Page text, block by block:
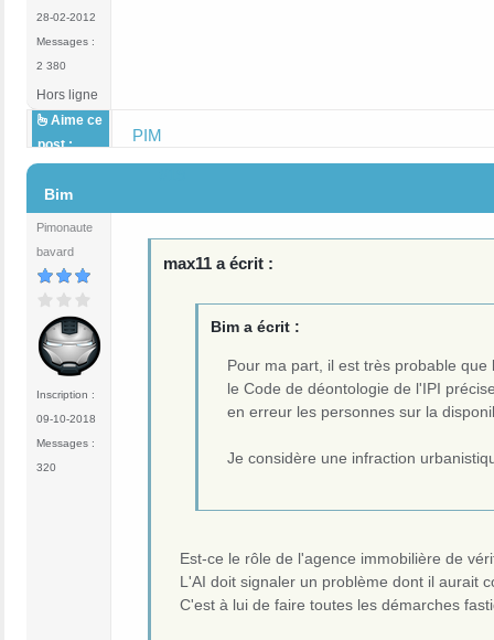
28-02-2012
Messages :
2 380
Hors ligne
Aime ce
post :
PIM
Bim
Pimonaute
bavard
Inscription :
09-10-2018
Messages :
320
max11 a écrit :
Bim a écrit :
Pour ma part, il est très probable
le Code de déontologie de l'IPI
en erreur les personnes sur la
Je considère une infraction
Est-ce le rôle de l'agence immobilière de
L'AI doit signaler un problème dont il aurait
C'est à lui de faire toutes les démarches